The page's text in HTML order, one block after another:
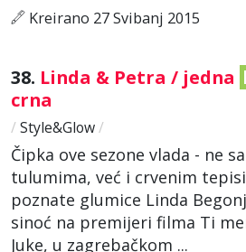
Kreirano 27 Svibanj 2015
38. Linda & Petra / jedna
crna
/ Style&Glow/
Čipka ove sezone vlada - ne
tulumima, već i crvenim
poznate glumice Linda
sinoć na premijeri filma Ti
Juke, u zagrebačkom ...